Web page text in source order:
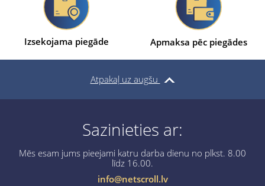
Izsekojama piegāde Apmaksa pēc piegādes
Atpakaļ uz augšu
Sazinieties ar:
Mēs esam jums pieejami katru darba dienu no plkst. 8.00
līdz 16.00.
info@netscroll.lv